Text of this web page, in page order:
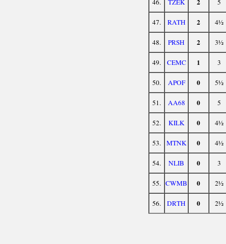
46. TZEK 2 5
47. RATH 2 4½
48. PRSH 2 3½
49. CEMC 1 3
50. APOF 0 5½
51. AA68 0 5
52. KILK 0 4½
53. MTNK 0 4½
54. NLIB 0 3
55. CWMB 0 2½
56. DRTH 0 2½